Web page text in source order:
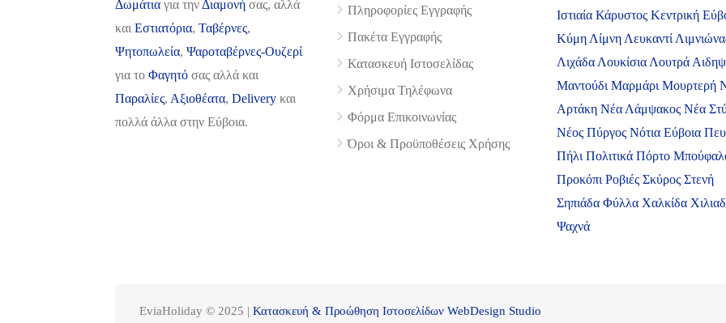
Δωμάτια για τηνΔιαμονή σας, αλλά
και Εστιατόρια, Ταβέρνες,
Ψητοπωλεία, Ψαροταβέρνες-Ουζερί
για το Φαγητό σας αλλά και
Παραλίες, Αξιοθέατα, Delivery και
πολλά άλλα στην Εύβοια.
Πληροφορίες Εγγραφής
Πακέτα Εγγραφής
Κατασκευή Ιστοσελίδας
Χρήσιμα Τηλέφωνα
Φόρμα Επικοινωνίας
Όροι & Προϋποθέσεις Xρήσης
Ιστιαία Κάρυστος Κεντρική
Κύμη Λίμνη Λευκαντί
Λιχάδα Λουκίσια Λουτρά
Μαντούδι Μαρμάρι Μουρτερή
Αρτάκη Νέα Λάμψακος Νέα
Νέος Πύργος Νότια Εύβοια
Πήλι Πολιτικά Πόρτο
Προκόπι Ροβιές Σκύρος Στενή
Σηπιάδα Φύλλα Χαλκίδα
Ψαχνά
EviaHoliday © 2025 | Κατασκευή & Προώθηση Ιστοσελίδων WebDesign Studio